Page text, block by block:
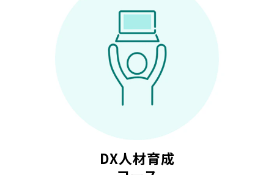
DX人材育成